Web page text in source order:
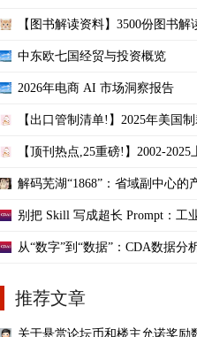
【图书解读资料】3500份图书解
中东欧七国经贸与投资概览
2026年电商 AI 市场洞察报告
【出口管制清单!】2025年美国
【顶刊热点,25重磅!】2002-2025
解码芜湖“1868”：省域副中心的
别把 Skill 写成超长 Prompt：工
从“数字”到“数据”：CDA数据分
推荐文章
关于悬赏论坛币和楼主允诺奖励